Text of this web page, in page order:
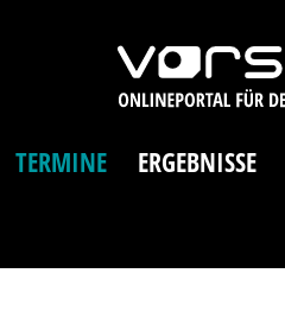
TERMINE ERGEBNISSE